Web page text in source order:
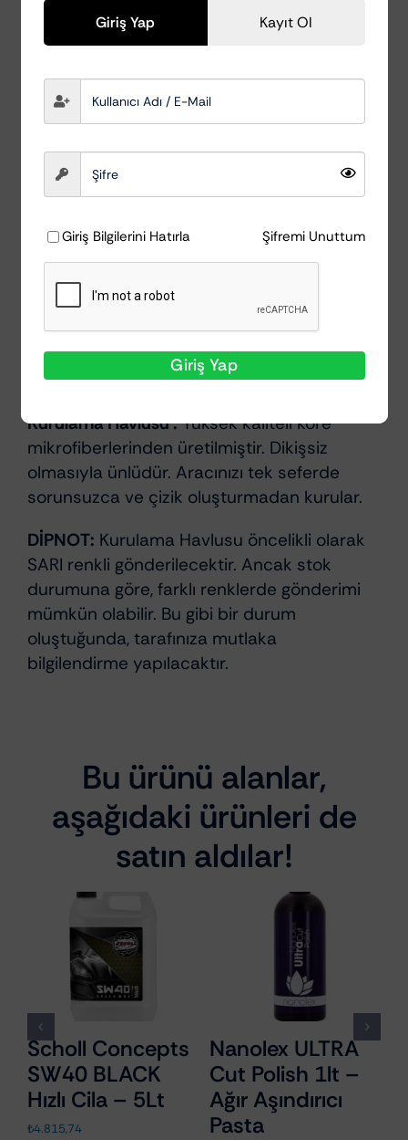
Nanolex Prewash Concentrate, UFS Kuzu
Dryer 50×80 Kurulama Havlusu, 2300 TL
yerine sadece 1900 TL’dir.
Ürünler Hakkında :
Nanolex Prewash Concentrate :Yüksek
oranda konsantre, PH Nötr seviyesinde,
oldukça etkili bir oto yıkama şampuanıdır. 5
UFS Kuzu Yünü Yıkama Eldiveni :
kuzu yününden üretilmiş, hassas yıkama
eldivenidir. Aracınızı çiziksiz yıkayabilmenizi
sağlar.
Kurulama Havlusu :Yüksek kaliteli kore
mikrofiberlerinden üretilmiştir. Dikişsiz
olmasıyla ünlüdür. Aracınızı tek seferde
sorunsuzca ve çizik oluşturmadan kurular.
DİPNOT: Kurulama Havlusu öncelikli olarak
SARI renkli gönderilecektir. Ancak stok
durumuna göre, farklı renklerde gönderimi
mümkün olabilir. Bu gibi bir durum
oluştuğunda, tarafınıza mutlaka
bilgilendirme yapılacaktır.
Bu ürünü alanlar,
aşağıdaki ürünleri de
satın aldılar!
Scholl Concepts
SW40 BLACK
Hızlı Cila – 5Lt
₺4.815,74
Nanolex ULTRA
Cut Polish 1lt –
Ağır Aşındırıcı
Pasta
Giriş Yap Kayıt Ol
Giriş Bilgilerini Hatırla Şifremi Unuttum
Giriş Yap